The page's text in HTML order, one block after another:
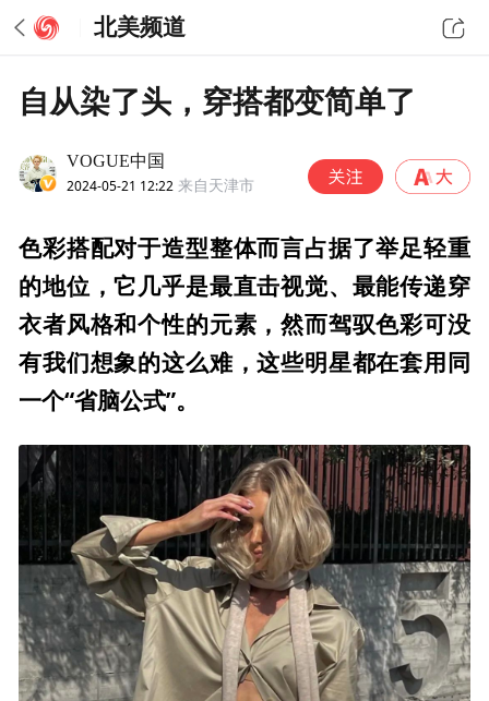
北美频道
自从染了头，穿搭都变简单了
VOGUE中国
2024-05-21 12:22 来自天津市
色彩搭配对于造型整体而言占据了举足轻重
的地位，它几乎是最直击视觉、最能传递穿
衣者风格和个性的元素，然而驾驭色彩可没
有我们想象的这么难，这些明星都在套用同
一个“省脑公式”。